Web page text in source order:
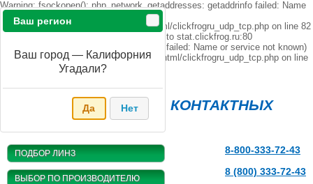
Warning: fsockopen(): php_network_getaddresses: getaddrinfo failed: Name
or service not known in
/home/s/sanaevkf/opticfree.ru/public_html/clickfrogru_udp_tcp.php on line 82
Warning: fsockopen(): unable to connect to stat.clickfrog.ru:80
(php_network_getaddresses: getaddrinfo failed: Name or service not known)
in /home/s/sanaevkf/opticfree.ru/public_html/clickfrogru_udp_tcp.php on line
Магазин КОНТАКТНЫХ
ЛИНЗ
ПОДБОР ЛИНЗ
ВЫБОР ПО ПРОИЗВОДИТЕЛЮ
8-800-333-72-43
8 (800) 333-72-43
Ваш регион
Ваш город — Калифорния
Угадали?
Да Нет